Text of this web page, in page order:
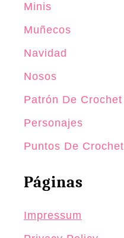
Minis
Muñecos
Navidad
Nosos
Patrón De Crochet
Personajes
Puntos De Crochet
Páginas
Impressum